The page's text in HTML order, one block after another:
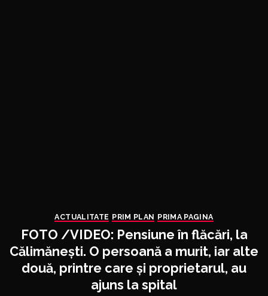
ACTUALITATE PRIM PLAN PRIMA PAGINA
FOTO /VIDEO: Pensiune în flăcări, la
Călimănești. O persoană a murit, iar alte
două, printre care și proprietarul, au
ajuns la spital